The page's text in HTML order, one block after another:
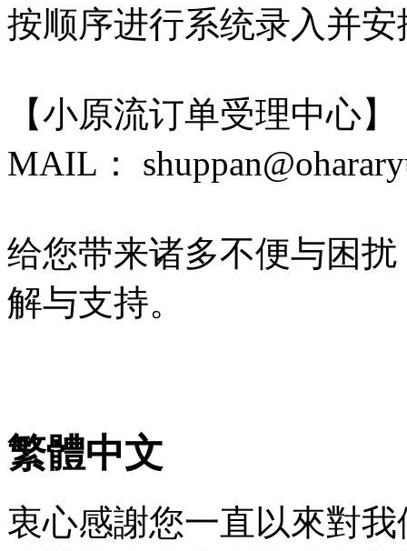
按顺序进行系统录入并
【小原流订单受理中心】
MAIL：
给您带来诸多不便与困
解与支持。
繁體中文
衷心感謝您一直以來對